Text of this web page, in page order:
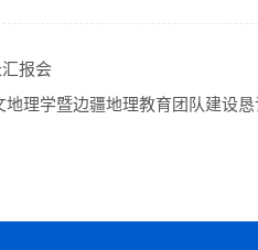
报会
理学暨边疆地理教育团队建设恳